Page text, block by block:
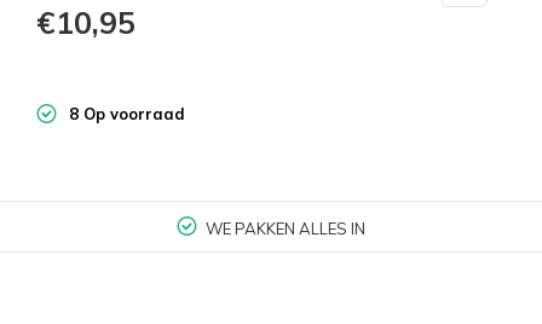
€10,95
8 Op voorraad
WE PAKKEN ALLES IN